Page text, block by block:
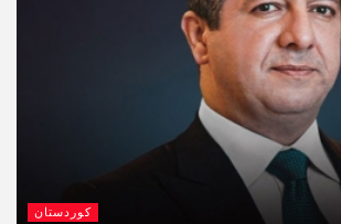
کوردستان